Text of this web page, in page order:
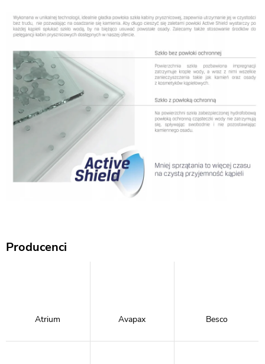
Producenci
Atrium Avapax Besco